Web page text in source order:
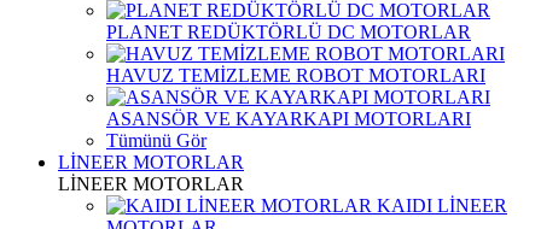
PLANET REDÜKTÖRLÜ DC MOTORLAR
HAVUZ TEMİZLEME ROBOT MOTORLARI
ASANSÖR VE KAYARKAPI MOTORLARI
Tümünü Gör
LİNEER MOTORLAR
LİNEER MOTORLAR
KAIDI LİNEER